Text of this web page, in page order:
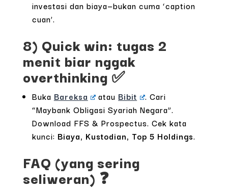
investasi dan biaya—bukan cuma ‘caption
cuan’.
8) Quick win: tugas 2
menit biar nggak
overthinking ✅
Buka Bareksa atau Bibit
. Cari
“Maybank Obligasi Syariah Negara”.
Download FFS & Prospectus. Cek kata
kunci: Biaya, Kustodian, Top 5 Holdings.
FAQ (yang sering
seliweran) ❓